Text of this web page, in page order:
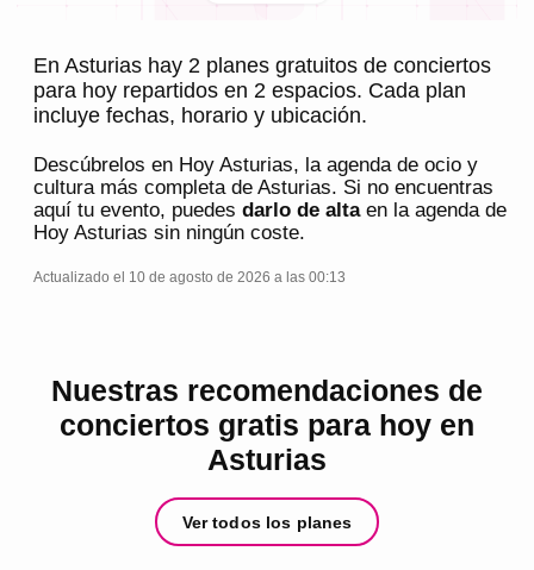
En Asturias hay 2 planes gratuitos de conciertos
para hoy repartidos en 2 espacios. Cada plan
incluye fechas, horario y ubicación.
Descúbrelos en Hoy Asturias, la agenda de ocio y
cultura más completa de Asturias. Si no encuentras
aquí tu evento, puedes darlo de altaen la agenda de
Hoy Asturias sin ningún coste.
Actualizado el 10 de agosto de 2026 a las 00:13
Nuestras recomendaciones de
conciertos gratis para hoy en
Asturias
Ver todos los planes